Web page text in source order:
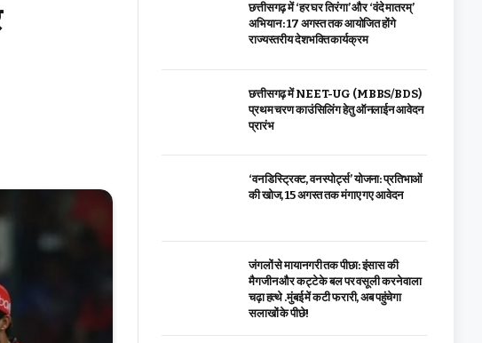
छत्तीसगढ़ में ‘हर घर तिरंगा’ और ‘वंदे मातरम्’
अभियान : 17 अगस्त तक आयोजित होंगे
राज्यस्तरीय देशभक्ति कार्यक्रम
छत्तीसगढ़ में NEET-UG (MBBS/BDS)
प्रथम चरण काउंसिलिंग हेतु ऑनलाईन आवेदन
प्रारंभ
‘वन डिस्ट्रिक्ट, वन स्पोर्ट्स’ योजना: प्रतिभाओं
की खोज, 15 अगस्त तक मंगाए गए आवेदन
जंगलों से मायानगरी तक पीछा: इंसास की
मैगजीन और कट्टे के बल पर वसूली करने वाला
चढ़ा हत्थे .मुंबई में कटी फरारी, अब पहुंचेगा
सलाखों के पीछे!